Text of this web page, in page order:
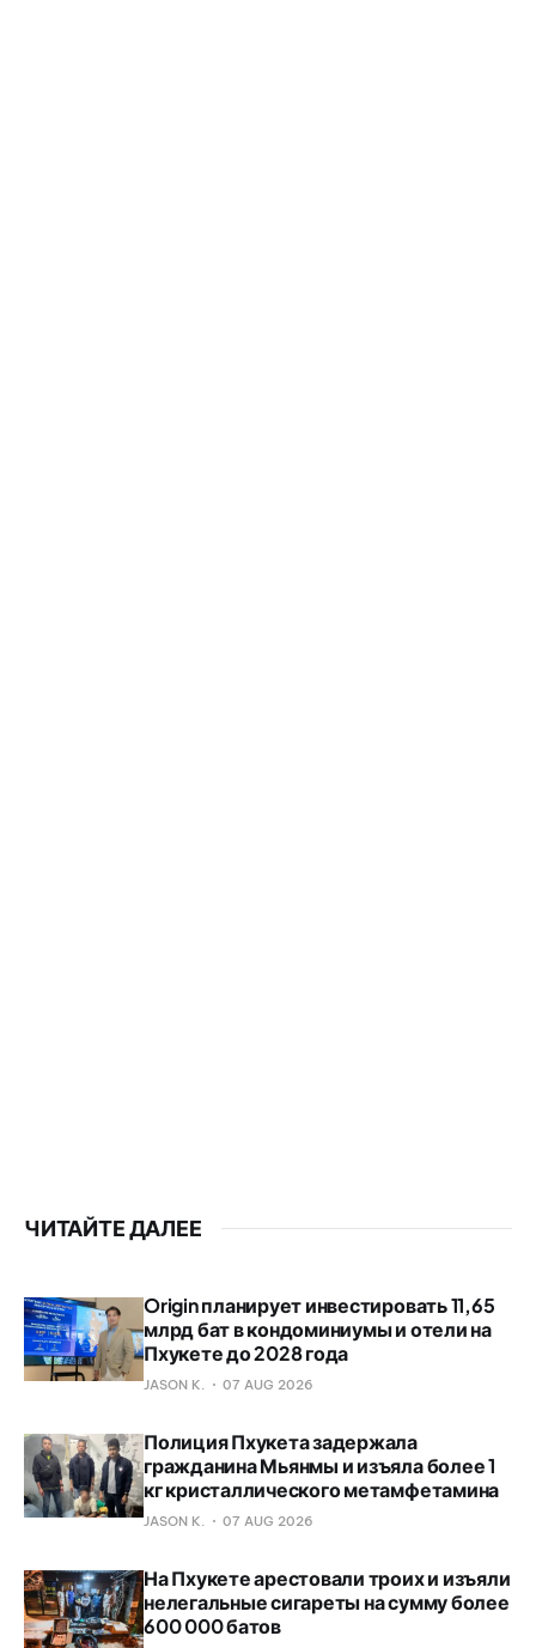
ЧИТАЙТЕ ДАЛЕЕ
Origin планирует инвестировать 11,65
млрд бат в кондоминиумы и отели на
Пхукете до 2028 года
JASON K. 07 AUG 2026
Полиция Пхукета задержала
гражданина Мьянмы и изъяла более 1
кг кристаллического метамфетамина
JASON K. 07 AUG 2026
На Пхукете арестовали троих и изъяли
нелегальные сигареты на сумму более
600 000 батов